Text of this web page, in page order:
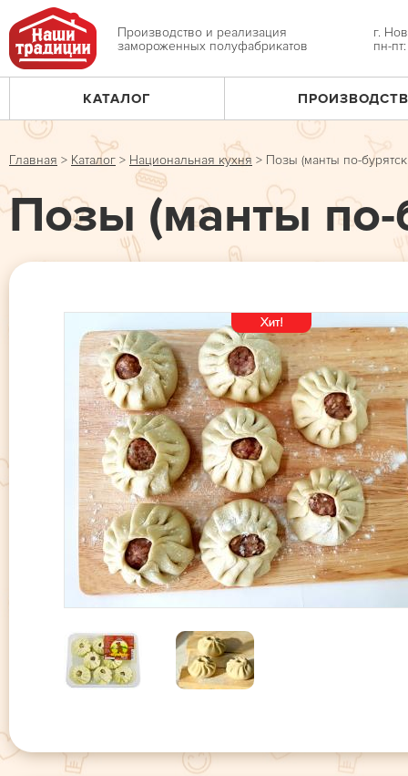
Jump
to
navigation
Производство и реализация
замороженных полуфабрикатов
г.
пн-
Главное
меню
КАТАЛОГ
Вы
здесь
Главная > Каталог > Национальная кухня > Позы (манты по-
Позы (манты по-